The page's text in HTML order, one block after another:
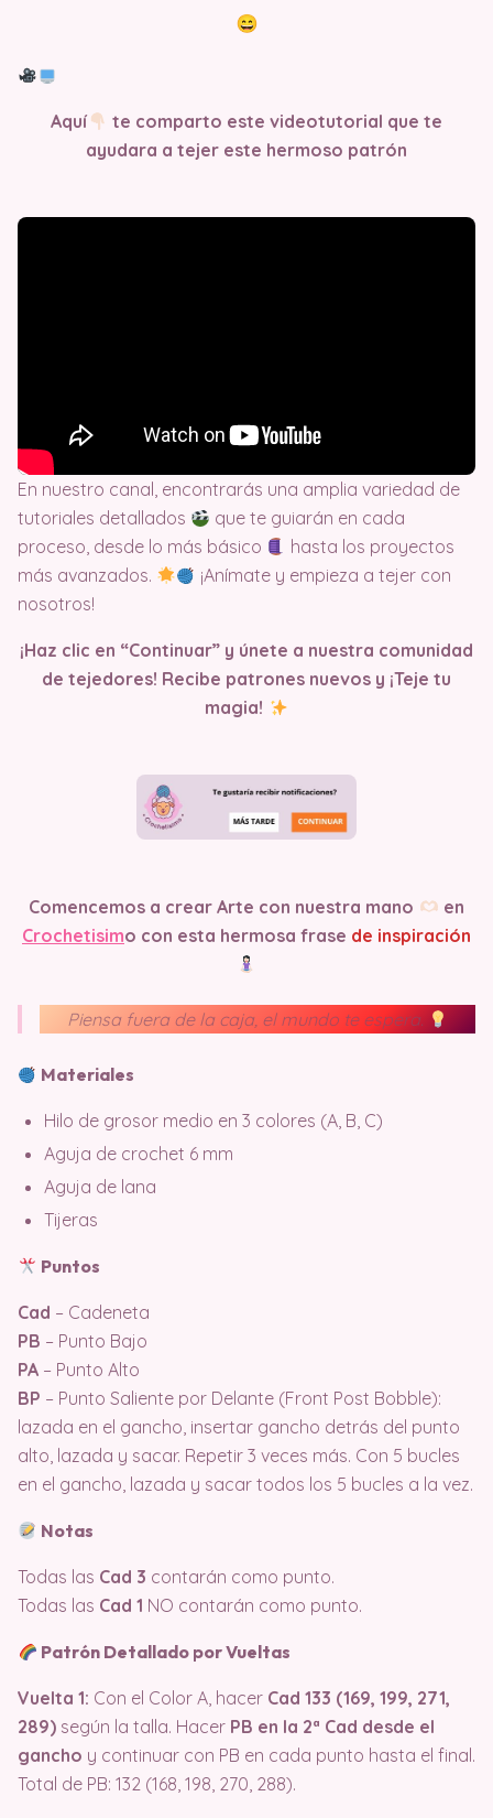
Aquí
te comparto este videotutorial que te
ayudara a tejer este hermoso patrón
En nuestro canal, encontrarás una amplia variedad de
tutoriales detallados
que te guiarán en cada
proceso, desde lo más básico
hasta los proyectos
más avanzados.
¡Anímate y empieza a tejer con
nosotros!
¡Haz clic en “Continuar” y únete a nuestra comunidad
de tejedores! Recibe patrones nuevos y ¡Teje tu
magia!
Comencemos a crear Arte con nuestra mano
en
Crochetisimo con esta hermosa frase de inspiración
Piensa fuera de la caja, el mundo te espera.
Materiales
Hilo de grosor medio en 3 colores (A, B, C)
Aguja de crochet 6 mm
Aguja de lana
Tijeras
Puntos
Cad – Cadeneta
PB – Punto Bajo
PA – Punto Alto
BP – Punto Saliente por Delante (Front Post Bobble):
lazada en el gancho, insertar gancho detrás del punto
alto, lazada y sacar. Repetir 3 veces más. Con 5 bucles
en el gancho, lazada y sacar todos los 5 bucles a la vez.
Notas
Todas las Cad 3 contarán como punto.
Todas las Cad 1 NO contarán como punto.
Patrón Detallado por Vueltas
Vuelta 1: Con el Color A, hacer Cad 133 (169, 199, 271,
289) según la talla. Hacer PB en la 2ª Cad desde el
gancho y continuar con PB en cada punto hasta el final.
Total de PB: 132 (168, 198, 270, 288).